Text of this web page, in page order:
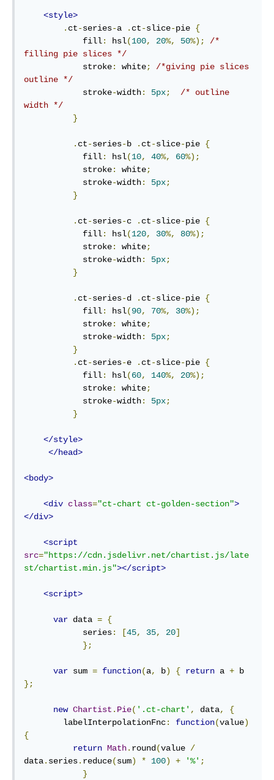
<style>
. ct-series-a . ct-slice-pie {
            fill
: hsl(100, 20%, 50%);
/*
filling pie slices */
            stroke
: white;
/*giving pie slices
outline */
            stroke
-width: 5px;
/* outline
width */
}
. ct-series-b . ct-slice-pie {
            fill
: hsl(10, 40%, 60%);
            stroke
: white;
            stroke
-width: 5px;
}
. ct-series-c . ct-slice-pie {
            fill
: hsl(120, 30%, 80%);
            stroke
: white;
            stroke
-width: 5px;
}
. ct-series-d . ct-slice-pie {
            fill
: hsl(90, 70%, 30%);
            stroke
: white;
            stroke
-width: 5px;
}
. ct-series-e . ct-slice-pie {
            fill
: hsl(60, 140%, 20%);
            stroke
: white;
            stroke
-width: 5px;
}
</style>
</head>
<body>
<div class="ct-chart ct-golden-section">
</div>
<script
src="https://cdn.jsdelivr.net/chartist.js/late
st/chartist.min.js"></script>
<script>
var data = {
            series
: [45, 35, 20]
};
var sum = function(a, b) { return a +
};
new Chartist . Pie( '.ct-chart' , data,
{
        labelInterpolationFnc
: function(value)
{
return Math. round(value /
data. series. reduce(sum) * 100) + '%' ;
}